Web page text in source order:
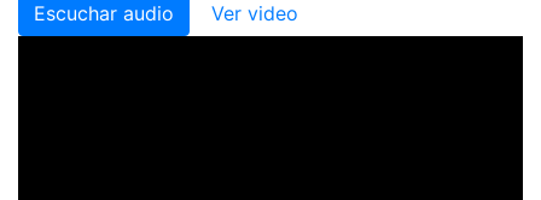
Escuchar audio Ver video